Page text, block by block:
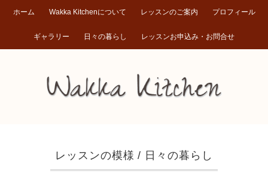
ホーム Wakka Kitchenについて レッスンのご案内 プロフィール
ギャラリー 日々の暮らし レッスンお申込み・お問合せ
レッスンの模様 / 日々の暮らし